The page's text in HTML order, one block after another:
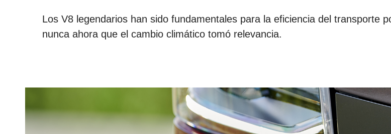
Los V8 legendarios han sido fundamentales para la eficiencia del transporte
nunca ahora que el cambio climático tomó relevancia.